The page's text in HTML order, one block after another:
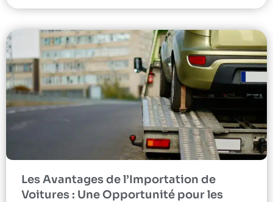
Les Avantages de l’Importation de
Voitures : Une Opportunité pour les